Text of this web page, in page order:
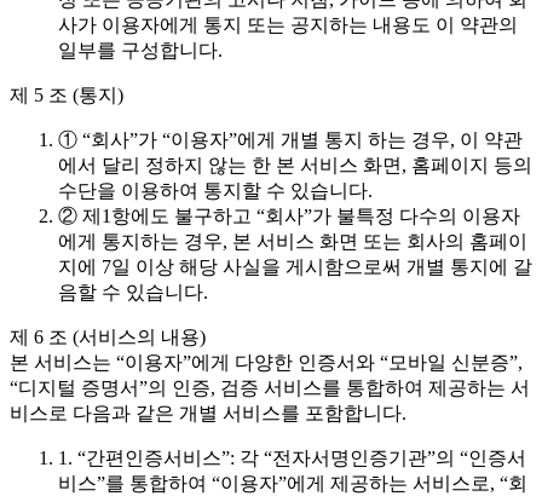
사가 이용자에게 통지 또는 공지하는 내용도 이 약관의
일부를 구성합니다.
제 5 조 (통지)
① “회사”가 “이용자”에게 개별 통지 하는 경우, 이 약관
에서 달리 정하지 않는 한 본 서비스 화면, 홈페이지 등의
수단을 이용하여 통지할 수 있습니다.
② 제1항에도 불구하고 “회사”가 불특정 다수의 이용자
에게 통지하는 경우, 본 서비스 화면 또는 회사의 홈페이
지에 7일 이상 해당 사실을 게시함으로써 개별 통지에 갈
음할 수 있습니다.
제 6 조 (서비스의 내용)
본 서비스는 “이용자”에게 다양한 인증서와 “모바일 신분증”,
“디지털 증명서”의 인증, 검증 서비스를 통합하여 제공하는 서
비스로 다음과 같은 개별 서비스를 포함합니다.
1. “간편인증서비스”: 각 “전자서명인증기관”의 “인증서
비스”를 통합하여 “이용자”에게 제공하는 서비스로, “회